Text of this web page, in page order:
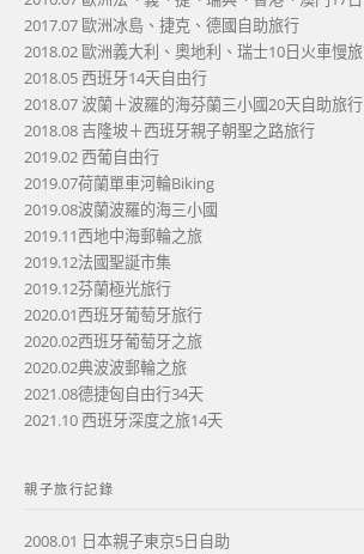
2017.07 歐洲冰島、捷克、德國自助旅行
2018.02 歐洲義大利、奧地利、瑞士10日火車慢旅
2018.05 西班牙14天自由行
2018.07 波蘭＋波羅的海芬蘭三小國20天自助旅行
2018.08 吉隆坡＋西班牙親子朝聖之路旅行
2019.02 西葡自由行
2019.07荷蘭單車河輪Biking
2019.08波蘭波羅的海三小國
2019.11西地中海郵輪之旅
2019.12法國聖誕市集
2019.12芬蘭極光旅行
2020.01西班牙葡萄牙旅行
2020.02西班牙葡萄牙之旅
2020.02典波波郵輪之旅
2021.08德捷匈自由行34天
2021.10 西班牙深度之旅14天
親子旅行記錄
2008.01 日本親子東京5日自助